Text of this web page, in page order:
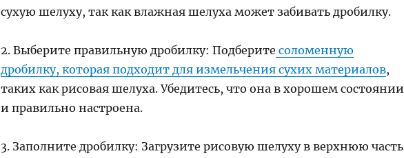
сухую шелуху, так как влажная шелуха может забивать дробилку.
2. Выберите правильную дробилку: Подберите соломенную
дробилку, которая подходит для измельчения сухих материалов,
таких как рисовая шелуха. Убедитесь, что она в хорошем состоянии
и правильно настроена.
3. Заполните дробилку: Загрузите рисовую шелуху в верхнюю часть